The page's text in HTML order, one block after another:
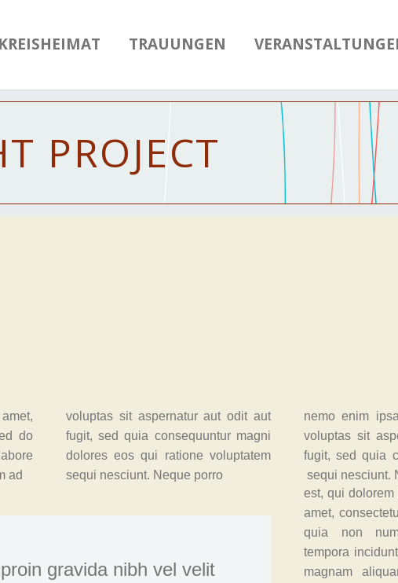
KREISHEIMAT TRAUUNGEN
PROJECT
do
ad
voluptas sit aspernatur aut odit aut
fugit, sed quia consequuntur magni
dolores eos qui ratione voluptatem
sequi nesciunt. Neque porro
nemo enim
voluptas sit
fugit, sed quia
sequi nesciunt.
gravida nibh vel velit
est, qui
amet,
quia non
tempora
magnam